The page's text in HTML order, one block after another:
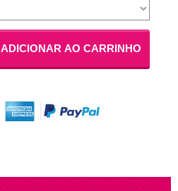
ADICIONAR AO CARRINHO